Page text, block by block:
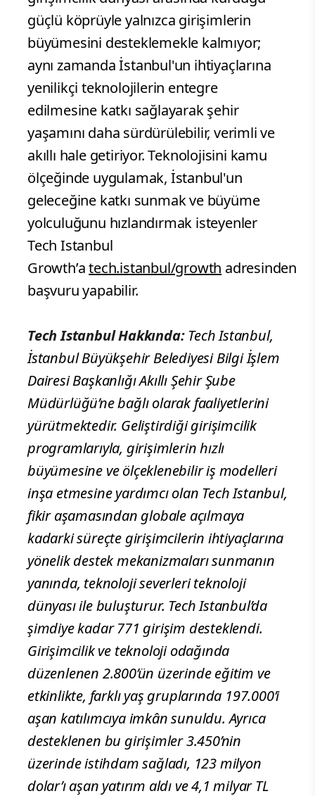
güçlü köprüyle yalnızca girişimlerin
büyümesini desteklemekle kalmıyor;
aynı zamanda İstanbul'un ihtiyaçlarına
yenilikçi teknolojilerin entegre
edilmesine katkı sağlayarak şehir
yaşamını daha sürdürülebilir, verimli ve
akıllı hale getiriyor. Teknolojisini kamu
ölçeğinde uygulamak, İstanbul'un
geleceğine katkı sunmak ve büyüme
yolculuğunu hızlandırmak isteyenler
Tech Istanbul
Growth’atech.istanbul/growth adresinden
başvuru yapabilir.
Tech Istanbul Hakkında: Tech Istanbul,
İstanbul Büyükşehir Belediyesi Bilgi İşlem
Dairesi Başkanlığı Akıllı Şehir Şube
Müdürlüğü’ne bağlı olarak faaliyetlerini
yürütmektedir. Geliştirdiği girişimcilik
programlarıyla, girişimlerin hızlı
büyümesine ve ölçeklenebilir iş modelleri
inşa etmesine yardımcı olan Tech Istanbul,
fikir aşamasından globale açılmaya
kadarki süreçte girişimcilerin ihtiyaçlarına
yönelik destek mekanizmaları sunmanın
yanında, teknoloji severleri teknoloji
dünyası ile buluşturur. Tech Istanbul’da
şimdiye kadar 771 girişim desteklendi.
Girişimcilik ve teknoloji odağında
düzenlenen 2.800’ün üzerinde eğitim ve
etkinlikte, farklı yaş gruplarında 197.000’i
aşan katılımcıya imkân sunuldu. Ayrıca
desteklenen bu girişimler 3.450’nin
üzerinde istihdam sağladı, 123 milyon
dolar’ı aşan yatırım aldı ve 4,1 milyar TL